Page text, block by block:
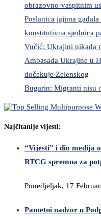
obrazovno-vaspitnim
Poslanica jajima
konstitutivna sjednica
Vučić: Ukrajini nikada
Ambasada Ukrajine u
dočekuje Zelenskog
Bugarin: Migranti nisu
Najčitanije vijesti:
“Vijesti” i dio medija
RTCG spremna za
Ponedjeljak, 17
Pametni nadzor u